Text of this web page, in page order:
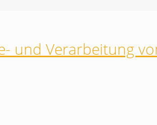
und Verarbeitung